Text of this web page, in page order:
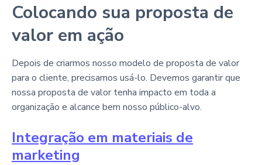
Colocando sua proposta de
valor em ação
Depois de criarmos nosso modelo de proposta de valor
para o cliente, precisamos usá-lo. Devemos garantir que
nossa proposta de valor tenha impacto em toda a
organização e alcance bem nosso público-alvo.
Integração em materiais de
marketing